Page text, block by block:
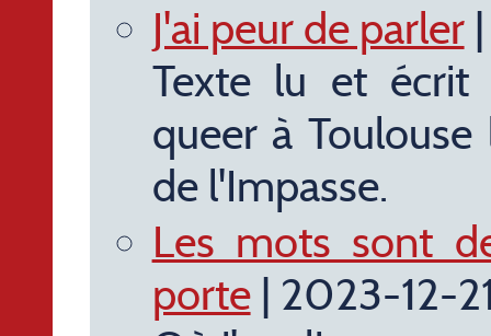
J'ai peur de parler|
Texte lu et écrit
queer à
de l'Impasse.
Les mots sont
porte| 2023-12-